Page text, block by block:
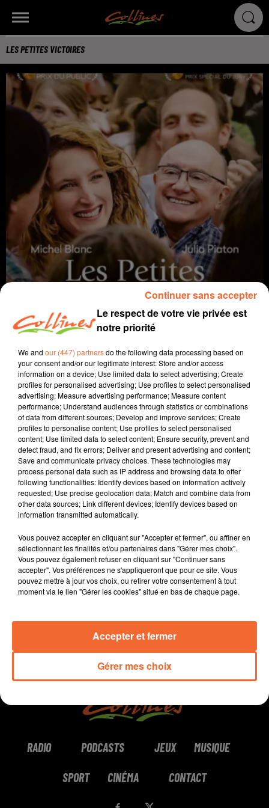
LES PETITES VICTOIRES
coup de coeur cinéma
15 mars 2023 - 2 min 2 sec
LES PETITES VICTOIRES
David Puaud
Coup de coeur cinéma
Chaque mercredi, dans notre Actu Ciné à 17h15,
Morgan, programmateur au Fauteuil Rouge à
Bressuire, vous propose son coup de coeur.
0:00 2 min 2 sec
RADIO PODCASTS JEUX MUSIQUE
SPORT CINÉMA CONTACT
Le respect de votre vie privée est
notre priorité
We and our (447) partnersdo the following data processing based on
your consent and/or our legitimate interest: Store and/or access
information on a device; Use limited data to select advertising; Create
profiles for personalised advertising; Use profiles to select personalised
advertising; Measure advertising performance; Measure content
performance; Understand audiences through statistics or combinations
of data from different sources; Develop and improve services; Create
profiles to personalise content; Use profiles to select personalised
content; Use limited data to select content; Ensure security, prevent and
detect fraud, and fix errors; Deliver and present advertising and content;
Save and communicate privacy choices. These technologies may
process personal data such as IP address and browsing data to offer
following functionalities: Identify devices based on information actively
requested; Use precise geolocation data; Match and combine data from
other data sources; Link different devices; Identify devices based on
information transmitted automatically.
Vous pouvez accepter en cliquant sur "Accepter et fermer", ou affiner en
sélectionnant les finalités et/ou partenaires dans "Gérer mes choix".
Vous pouvez également refuser en cliquant sur "Continuer sans
accepter". Vos préférences ne s'appliqueront que pour ce site. Vous
pouvez mettre à jour vos choix, ou retirer votre consentement à tout
moment via le lien "Gérer les cookies" situé en bas de chaque page.
Gérer mes choix
Accepter et fermer
Continuer sans accepter